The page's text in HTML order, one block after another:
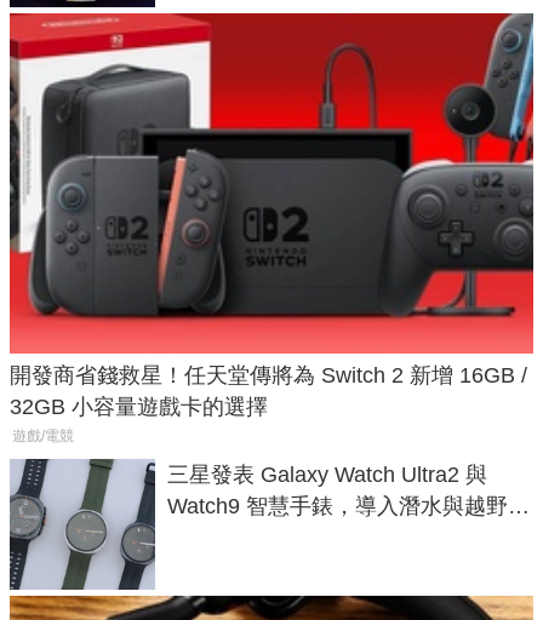
開發商省錢救星！任天堂傳將為 Switch 2 新增 16GB /
32GB 小容量遊戲卡的選擇
遊戲/電競
三星發表 Galaxy Watch Ultra2 與
Watch9 智慧手錶，導入潛水與越野跑